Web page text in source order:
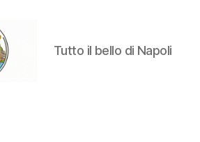
Tutto il bello di Napoli